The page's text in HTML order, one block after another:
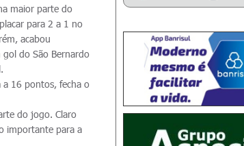
maior parte do
para 2 a 1 no
acabou
do São Bernardo
a 16 pontos, fecha o
do jogo. Claro
importante para a